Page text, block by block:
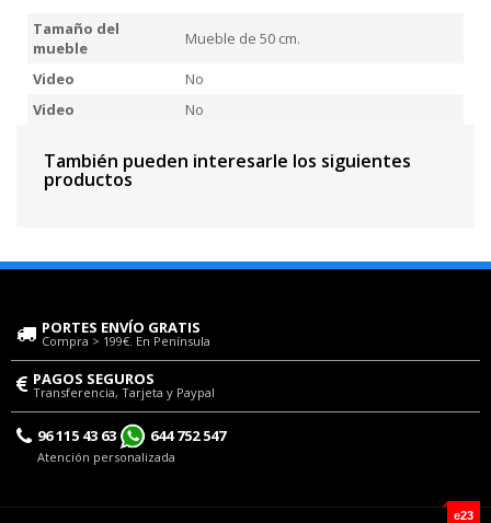
Tamaño del
mueble
Mueble de 50 cm.
Video
No
Video
No
También pueden interesarle los siguientes
productos
PORTES ENVÍO GRATIS
Compra > 199€. En Península
PAGOS SEGUROS
Transferencia, Tarjeta y Paypal
96 115 43 63 644 752 547
Atención personalizada
e23